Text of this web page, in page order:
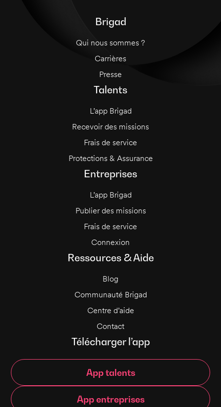
Brigad
Qui nous sommes ?
Carrières
Presse
Talents
L’app Brigad
Recevoir des missions
Frais de service
Protections & Assurance
Entreprises
L’app Brigad
Publier des missions
Frais de service
Connexion
Ressources & Aide
Blog
Communauté Brigad
Centre d’aide
Contact
Télécharger l’app
App talents
App entreprises